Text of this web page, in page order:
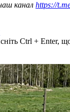
канал https://
Ctrl + Enter,